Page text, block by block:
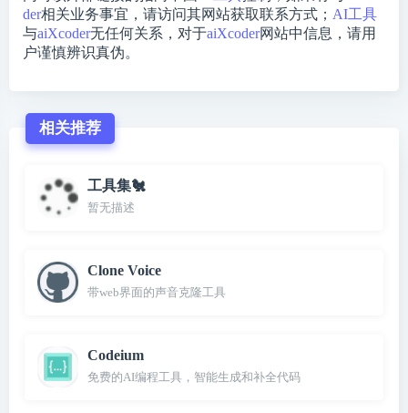
der相关业务事宜，请访问其网站获取联系方式； AI工具
与aiXcoder无任何关系，对于aiXcoder网站中信息，请用
户谨慎辨识真伪。
相关推荐
工具集🐔
暂无描述
Clone Voice
带web界面的声音克隆工具
Codeium
免费的AI编程工具，智能生成和补全代码